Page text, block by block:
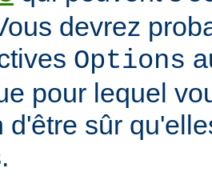
devrez
Options
pour lequel
d'être sûr